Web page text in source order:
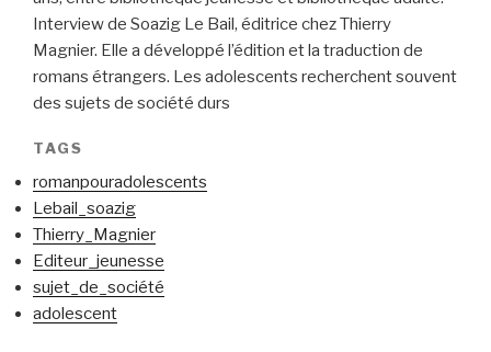
Interview de Soazig Le Bail, éditrice chez Thierry
Magnier. Elle a développé l’édition et la traduction de
romans étrangers. Les adolescents recherchent souvent
des sujets de société durs
TAGS
romanpouradolescents
Lebail_soazig
Thierry_Magnier
Editeur_jeunesse
sujet_de_société
adolescent